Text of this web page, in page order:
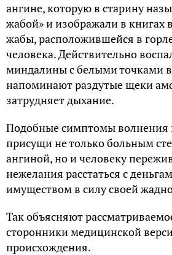
ангине, которую в старину
жабой» и изображали в книгах
жабы, расположившейся в
человека. Действительно
миндалины с белыми точками
напоминают раздутые щеки
затрудняет дыхание.
Подобные симптомы волнения
присущи не только больным
ангиной, но и человеку
нежелания расстаться с
имуществом в силу своей
Так объясняют
сторонники медицинской
происхождения.